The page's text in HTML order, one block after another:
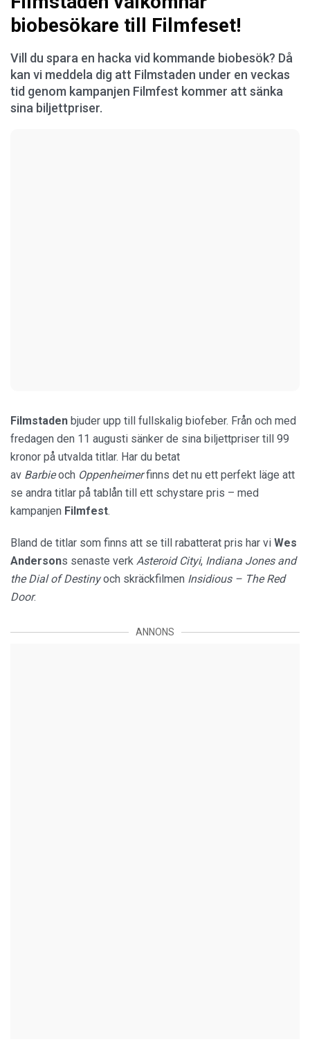
biobesökare till Filmfeset!
Vill du spara en hacka vid kommande biobesök? Då
kan vi meddela dig att Filmstaden under en veckas
tid genom kampanjen Filmfest kommer att sänka
sina biljettpriser.
Filmstaden bjuder upp till fullskalig biofeber. Från och med
fredagen den 11 augusti sänker de sina biljettpriser till 99
kronor på utvalda titlar. Har du betat
av Barbieoch Oppenheimerfinns det nu ett perfekt läge att
se andra titlar på tablån till ett schystare pris – med
kampanjen Filmfest.
Bland de titlar som finns att se till rabatterat pris har vi Wes
Andersons senaste verk Asteroid Cityi, Indiana Jones and
the Dial of Destinyoch skräckfilmen Insidious – The Red
Door.
ANNONS